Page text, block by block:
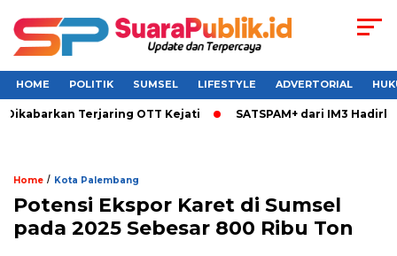
HOME POLITIK SUMSEL LIFESTYLE ADVERTORIAL
Terjaring OTT Kejati SATSPAM+ dari IM3
Home / Kota Palembang
Potensi Ekspor Karet di Sumsel
pada 2025 Sebesar 800 Ribu Ton